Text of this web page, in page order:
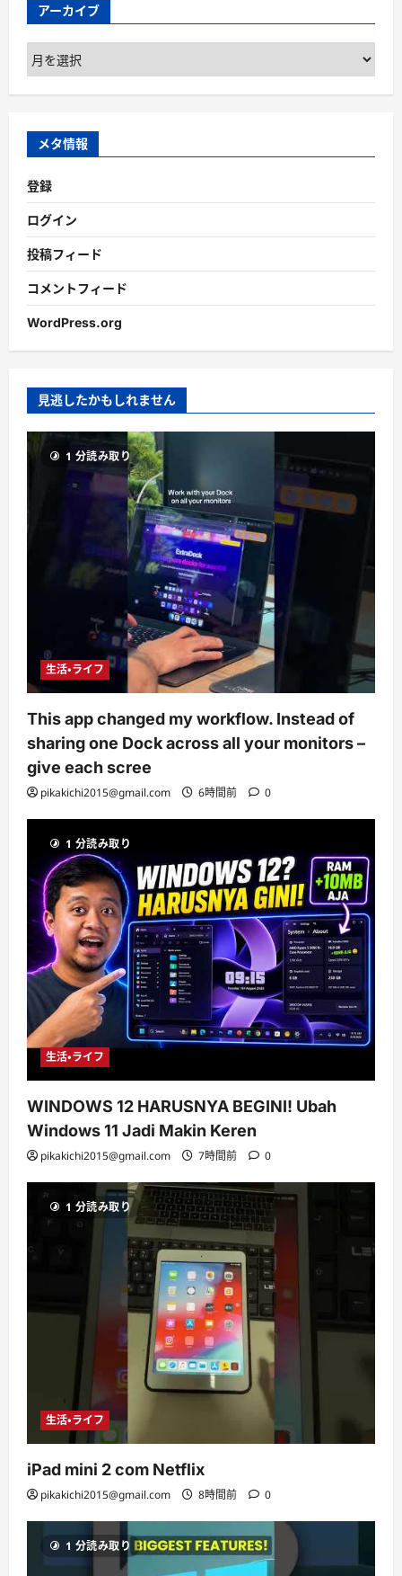
アーカイブ
ア
ー
カ
ブ
メタ情報
登録
ログイン
投稿フィード
コメントフィード
WordPress.org
見逃したかもしれません
1 分読み取り
生活・ライフ
This app changed my workflow. Instead of
sharing one Dock across all your monitors –
give each scree
pikakichi2015@gmail.com 6時間前 0
1 分読み取り
生活・ライフ
WINDOWS 12 HARUSNYA BEGINI! Ubah
Windows 11 Jadi Makin Keren
pikakichi2015@gmail.com 7時間前 0
1 分読み取り
生活・ライフ
iPad mini 2 com Netflix
pikakichi2015@gmail.com 8時間前 0
1 分読み取り